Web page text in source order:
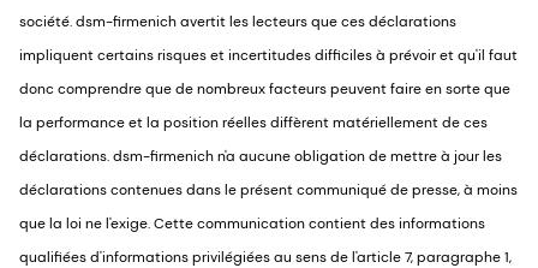
société. dsm-firmenich avertit les lecteurs que ces déclarations
impliquent certains risques et incertitudes difficiles à prévoir et qu'il faut
donc comprendre que de nombreux facteurs peuvent faire en sorte que
la performance et la position réelles diffèrent matériellement de ces
déclarations. dsm-firmenich n'a aucune obligation de mettre à jour les
déclarations contenues dans le présent communiqué de presse, à moins
que la loi ne l'exige. Cette communication contient des informations
qualifiées d'informations privilégiées au sens de l'article 7, paragraphe 1,